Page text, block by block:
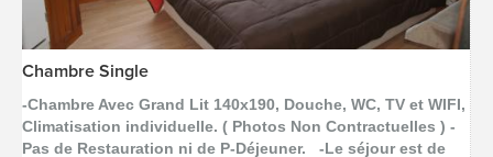
Chambre Single
-Chambre Avec Grand Lit 140x190, Douche, WC, TV et WIFI,
Climatisation individuelle. ( Photos Non Contractuelles ) -
Pas de Restauration ni de P-Déjeuner. -Le séjour est de